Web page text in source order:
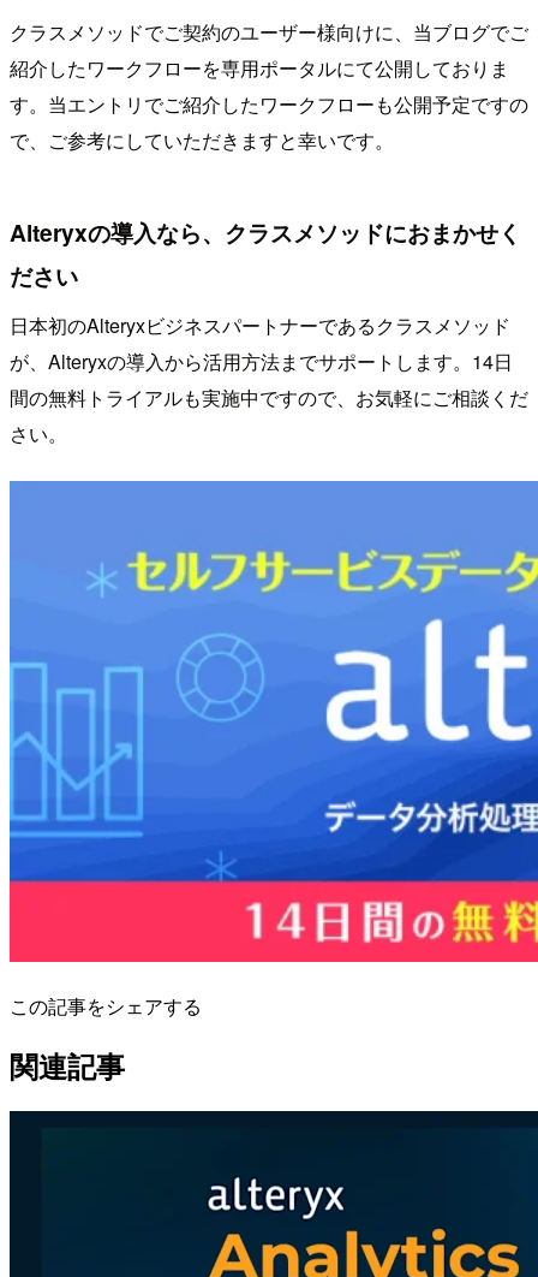
クラスメソッドでご契約のユーザー様向けに、当ブログでご
紹介したワークフローを専用ポータルにて公開しておりま
す。当エントリでご紹介したワークフローも公開予定ですの
で、ご参考にしていただきますと幸いです。
Alteryxの導入なら、クラスメソッドにおまかせく
ださい
日本初のAlteryxビジネスパートナーであるクラスメソッド
が、Alteryxの導入から活用方法までサポートします。14日
間の無料トライアルも実施中ですので、お気軽にご相談くだ
さい。
この記事をシェアする
関連記事